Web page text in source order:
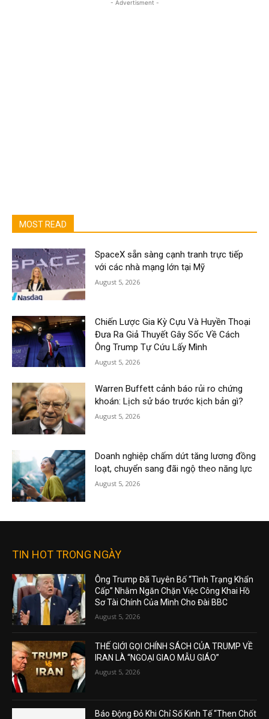
- Advertisment -
MOST READ
SpaceX sẵn sàng cạnh tranh trực tiếp
với các nhà mạng lớn tại Mỹ
August 5, 2026
Chiến Lược Gia Kỳ Cựu Và Huyền Thoại
Đưa Ra Giả Thuyết Gây Sốc Về Cách
Ông Trump Tự Cứu Lấy Mình
August 5, 2026
Warren Buffett cảnh báo rủi ro chứng
khoán: Lịch sử báo trước kịch bản gì?
August 5, 2026
Doanh nghiệp chấm dứt tăng lương đồng
loạt, chuyển sang đãi ngộ theo năng lực
August 5, 2026
TIN HOT TRONG NGÀY
Ông Trump Đã Tuyên Bố “Tình Trạng Khẩn
Cấp” Nhằm Ngăn Chặn Việc Công Khai Hồ
Sơ Tài Chính Của Mình Cho Đài BBC
August 5, 2026
THẾ GIỚI GỌI CHÍNH SÁCH CỦA TRUMP VỀ
IRAN LÀ “NGOẠI GIAO MẪU GIÁO”
August 5, 2026
Báo Động Đỏ Khi Chỉ Số Kinh Tế “Then Chốt